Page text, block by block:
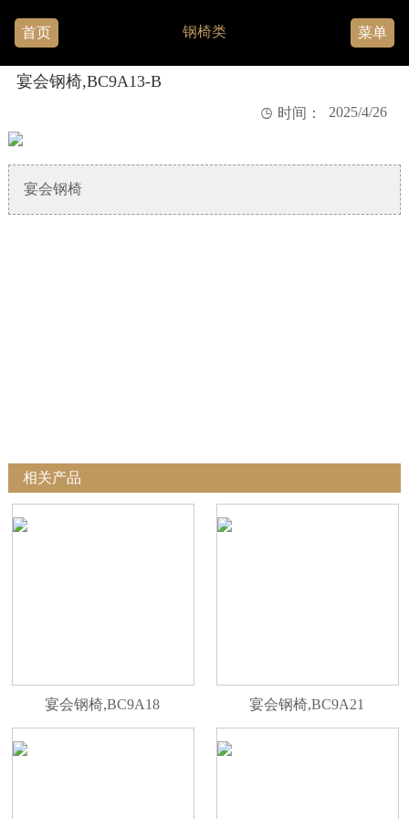
首页 钢椅类 菜单
宴会钢椅,BC9A13-B
 时间： 2025/4/26
宴会钢椅
相关产品
宴会钢椅,BC9A18 宴会钢椅,BC9A21